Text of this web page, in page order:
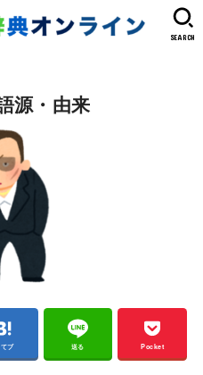
SEARCH
源・由来
ブ 送る Pocket